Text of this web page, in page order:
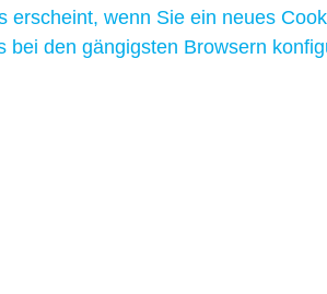
wenn Sie ein neues
den gängigsten Browsern